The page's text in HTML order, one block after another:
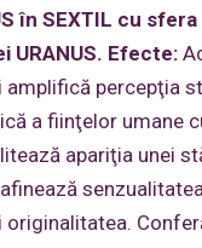
în SEXTIL cu
URANUS. Efecte:
amplifică percepţia
a fiinţelor umane
apariţia unei